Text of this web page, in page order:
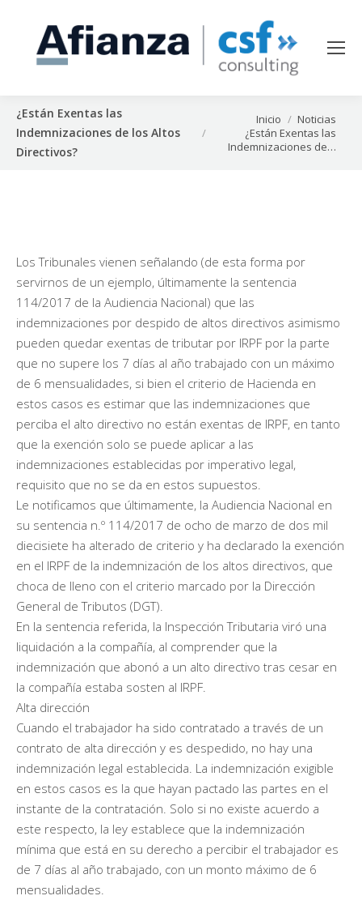
¿Están Exentas las
Indemnizaciones de los Altos
Directivos?
Inicio
Noticias
¿Están Exentas las
Indemnizaciones de…
Los Tribunales vienen señalando (de esta forma por
servirnos de un ejemplo, últimamente la sentencia
114/2017 de la Audiencia Nacional) que las
indemnizaciones por despido de altos directivos asimismo
pueden quedar exentas de tributar por IRPF por la parte
que no supere los 7 días al año trabajado con un máximo
de 6 mensualidades, si bien el criterio de Hacienda en
estos casos es estimar que las indemnizaciones que
perciba el alto directivo no están exentas de IRPF, en tanto
que la exención solo se puede aplicar a las
indemnizaciones establecidas por imperativo legal,
requisito que no se da en estos supuestos.
Le notificamos que últimamente, la Audiencia Nacional en
su sentencia n.º 114/2017 de ocho de marzo de dos mil
diecisiete ha alterado de criterio y ha declarado la exención
en el IRPF de la indemnización de los altos directivos, que
choca de lleno con el criterio marcado por la Dirección
General de Tributos (DGT).
En la sentencia referida, la Inspección Tributaria viró una
liquidación a la compañía, al comprender que la
indemnización que abonó a un alto directivo tras cesar en
la compañía estaba sosten al IRPF.
Alta dirección
Cuando el trabajador ha sido contratado a través de un
contrato de alta dirección y es despedido, no hay una
indemnización legal establecida. La indemnización exigible
en estos casos es la que hayan pactado las partes en el
instante de la contratación. Solo si no existe acuerdo a
este respecto, la ley establece que la indemnización
mínima que está en su derecho a percibir el trabajador es
de 7 días al año trabajado, con un monto máximo de 6
mensualidades.